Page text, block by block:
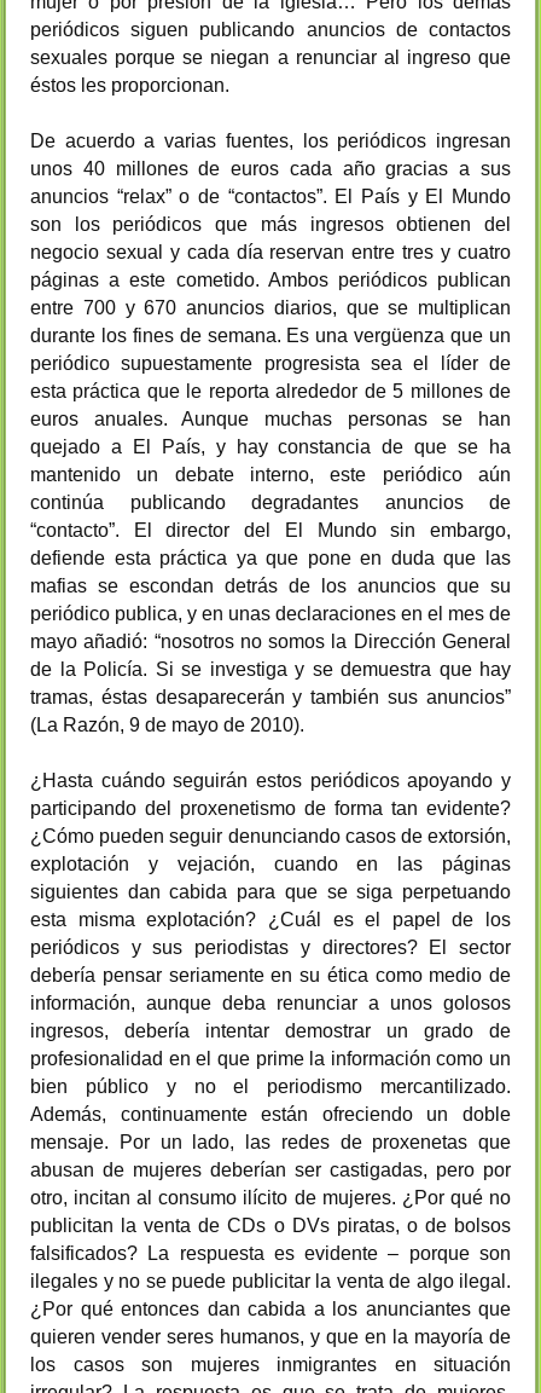
periódicos siguen publicando anuncios de contactos
sexuales porque se niegan a renunciar al ingreso que
éstos les proporcionan.
De acuerdo a varias fuentes, los periódicos ingresan
unos 40 millones de euros cada año gracias a sus
anuncios “relax” o de “contactos”. El País y El Mundo
son los periódicos que más ingresos obtienen del
negocio sexual y cada día reservan entre tres y cuatro
páginas a este cometido. Ambos periódicos publican
entre 700 y 670 anuncios diarios, que se multiplican
durante los fines de semana. Es una vergüenza que un
periódico supuestamente progresista sea el líder de
esta práctica que le reporta alrededor de 5 millones de
euros anuales. Aunque muchas personas se han
quejado a El País, y hay constancia de que se ha
mantenido un debate interno, este periódico aún
continúa publicando degradantes anuncios de
“contacto”. El director del El Mundo sin embargo,
defiende esta práctica ya que pone en duda que las
mafias se escondan detrás de los anuncios que su
periódico publica, y en unas declaraciones en el mes de
mayo añadió: “nosotros no somos la Dirección General
de la Policía. Si se investiga y se demuestra que hay
tramas, éstas desaparecerán y también sus anuncios”
(La Razón, 9 de mayo de 2010).
¿Hasta cuándo seguirán estos periódicos apoyando y
participando del proxenetismo de forma tan evidente?
¿Cómo pueden seguir denunciando casos de extorsión,
explotación y vejación, cuando en las páginas
siguientes dan cabida para que se siga perpetuando
esta misma explotación? ¿Cuál es el papel de los
periódicos y sus periodistas y directores? El sector
debería pensar seriamente en su ética como medio de
información, aunque deba renunciar a unos golosos
ingresos, debería intentar demostrar un grado de
profesionalidad en el que prime la información como un
bien público y no el periodismo mercantilizado.
Además, continuamente están ofreciendo un doble
mensaje. Por un lado, las redes de proxenetas que
abusan de mujeres deberían ser castigadas, pero por
otro, incitan al consumo ilícito de mujeres. ¿Por qué no
publicitan la venta de CDs o DVs piratas, o de bolsos
falsificados? La respuesta es evidente – porque son
ilegales y no se puede publicitar la venta de algo ilegal.
¿Por qué entonces dan cabida a los anunciantes que
quieren vender seres humanos, y que en la mayoría de
los casos son mujeres inmigrantes en situación